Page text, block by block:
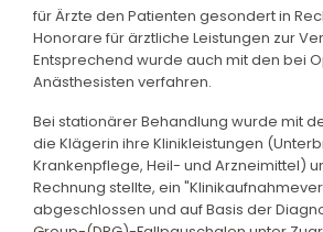
für Ärzte den Patienten gesondert in
Honorare für ärztliche Leistungen zur
Entsprechend wurde auch mit den bei
Anästhesisten verfahren.
Bei stationärer Behandlung wurde mit
die Klägerin ihre Klinikleistungen
Krankenpflege, Heil- und Arzneimittel)
Rechnung stellte, ein
abgeschlossen und auf Basis der